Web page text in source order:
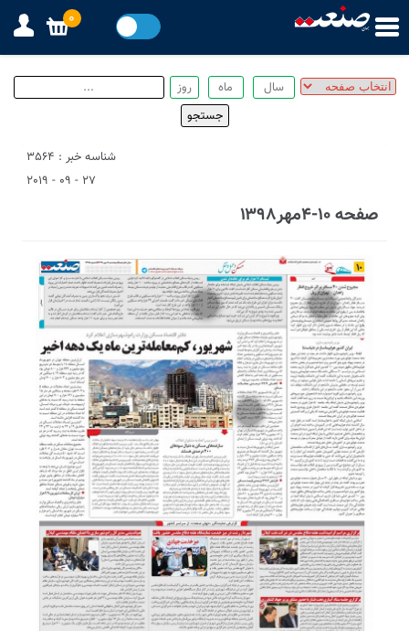
شناسه خبر : 3564
27 - 09 - 2019
صفحه ۱۰-۴مهر۱۳۹۸
1
2
3
0